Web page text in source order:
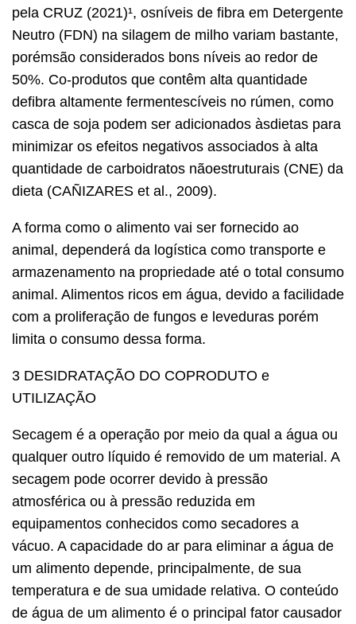
pela CRUZ (2021)¹, osníveis de fibra em Detergente
Neutro (FDN) na silagem de milho variam bastante,
porémsão considerados bons níveis ao redor de
50%. Co-produtos que contêm alta quantidade
defibra altamente fermentescíveis no rúmen, como
casca de soja podem ser adicionados àsdietas para
minimizar os efeitos negativos associados à alta
quantidade de carboidratos nãoestruturais (CNE) da
dieta (CAÑIZARES et al., 2009).
A forma como o alimento vai ser fornecido ao
animal, dependerá da logística como transporte e
armazenamento na propriedade até o total consumo
animal. Alimentos ricos em água, devido a facilidade
com a proliferação de fungos e leveduras porém
limita o consumo dessa forma.
3 DESIDRATAÇÃO DO COPRODUTO e
UTILIZAÇÃO
Secagem é a operação por meio da qual a água ou
qualquer outro líquido é removido de um material. A
secagem pode ocorrer devido à pressão
atmosférica ou à pressão reduzida em
equipamentos conhecidos como secadores a
vácuo. A capacidade do ar para eliminar a água de
um alimento depende, principalmente, de sua
temperatura e de sua umidade relativa. O conteúdo
de água de um alimento é o principal fator causador